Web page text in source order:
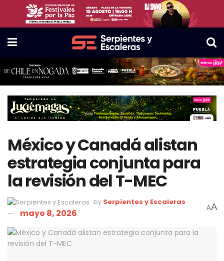
México y Canadá alistan
estrategia conjunta para
la revisión del T-MEC
by Serpientes y Escaleras
mayo 8, 2026 AA